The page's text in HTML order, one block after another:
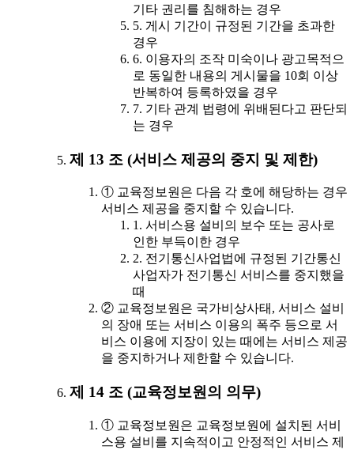
기타 권리를 침해하는 경우
5. 게시 기간이 규정된 기간을 초과한
경우
6. 이용자의 조작 미숙이나 광고목적으
로 동일한 내용의 게시물을 10회 이상
반복하여 등록하였을 경우
7. 기타 관계 법령에 위배된다고 판단되
는 경우
제 13 조 (서비스 제공의 중지 및 제한)
① 교육정보원은 다음 각 호에 해당하는 경우
서비스 제공을 중지할 수 있습니다.
1. 서비스용 설비의 보수 또는 공사로
인한 부득이한 경우
2. 전기통신사업법에 규정된 기간통신
사업자가 전기통신 서비스를 중지했을
때
② 교육정보원은 국가비상사태, 서비스 설비
의 장애 또는 서비스 이용의 폭주 등으로 서
비스 이용에 지장이 있는 때에는 서비스 제공
을 중지하거나 제한할 수 있습니다.
제 14 조 (교육정보원의 의무)
① 교육정보원은 교육정보원에 설치된 서비
스용 설비를 지속적이고 안정적인 서비스 제